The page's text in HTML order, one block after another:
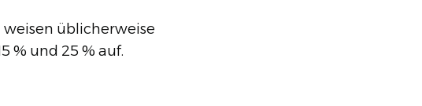
weisen üblicherweise
% und 25 % auf.